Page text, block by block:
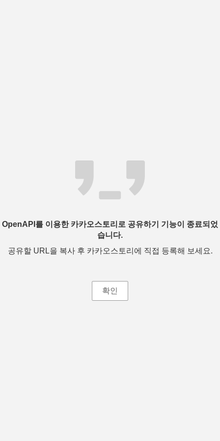
OpenAPI를 이용한 카카오스토리로 공유하기 기능이 종료되었
습니다.
공유할 URL을 복사 후 카카오스토리에 직접 등록해 보세요.
확인